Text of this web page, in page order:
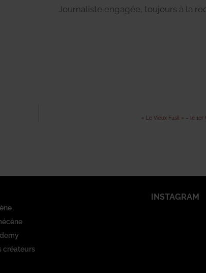
Journaliste engagée, toujours à la
« Le Vieux Fusil » – le 1er
créateurs
INSTAGRAM